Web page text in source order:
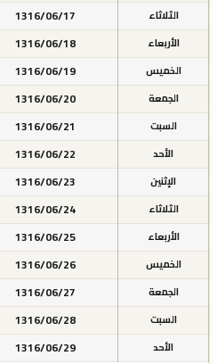
الثلاثاء 1316/06/17
الأربعاء 1316/06/18
الخميس 1316/06/19
الجمعة 1316/06/20
السبت 1316/06/21
الأحد 1316/06/22
الإثنين 1316/06/23
الثلاثاء 1316/06/24
الأربعاء 1316/06/25
الخميس 1316/06/26
الجمعة 1316/06/27
السبت 1316/06/28
الأحد 1316/06/29